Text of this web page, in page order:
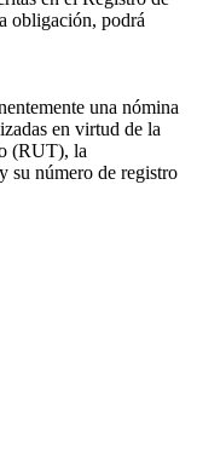
obligación, podrá
una nómina
en virtud de la
(RUT), la
su número de registro